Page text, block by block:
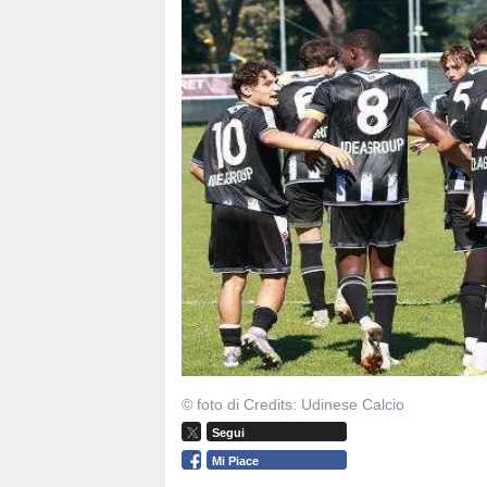
© foto di Credits: Udinese Calcio
Segui
Mi Piace